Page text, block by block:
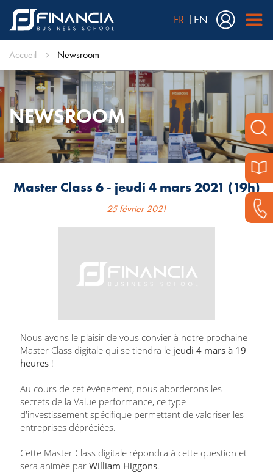
FR EN
Accueil Newsroom
NEWSROOM
Master Class 6 - jeudi 4 mars 2021 (19h)
25 février 2021
Nous avons le plaisir de vous convier à notre prochaine
Master Class digitale qui se tiendra le jeudi 4 mars à 19
heures !
Au cours de cet événement, nous aborderons les
secrets de la Value performance, ce type
d'investissement spécifique permettant de valoriser les
entreprises dépréciées.
Cette Master Class digitale répondra à cette question et
sera animée par William Higgons.